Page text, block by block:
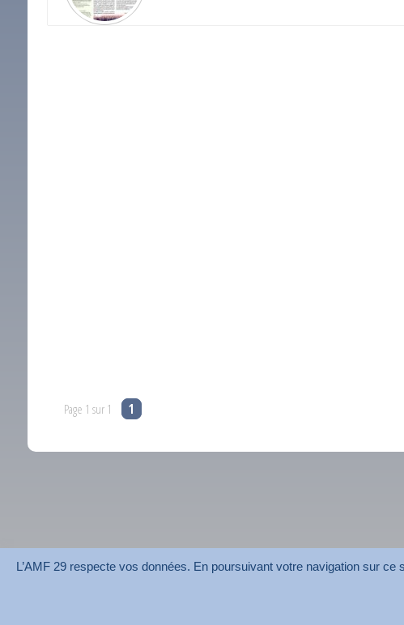
Page 1 sur 1 1
L’AMF 29 respecte vos données. En poursuivant votre navigation sur